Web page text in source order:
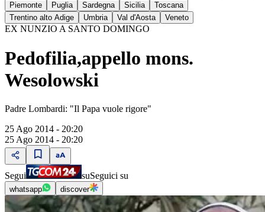
Piemonte
Puglia Sardegna Sicilia
Toscana
Trentino alto Adige
Umbria Val d'Aosta Veneto
EX NUNZIO A SANTO DOMINGO
Pedofilia,appello mons.
Wesolowski
Padre Lombardi: "Il Papa vuole rigore"
25 Ago 2014 - 20:20
25 Ago 2014 - 20:20
Segui suSeguici su
whatsapp discover